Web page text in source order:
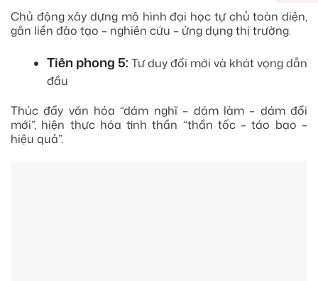
Chủ động xây dựng mô hình đại học tự chủ toàn diện,
gắn liền đào tạo – nghiên cứu – ứng dụng thị trường.
Tiên phong 5: Tư duy đổi mới và khát vọng dẫn
đầu
Thúc đẩy văn hóa “dám nghĩ – dám làm – dám đổi
mới”, hiện thực hóa tinh thần “thần tốc – táo bạo –
hiệu quả”.